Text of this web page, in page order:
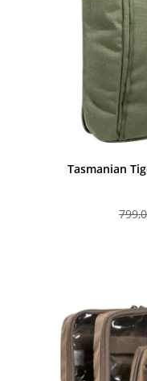
Tasmanian